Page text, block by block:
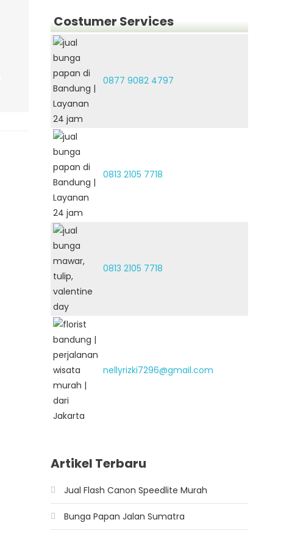
Costumer Services
0877 9082 4797
0813 2105 7718
0813 2105 7718
nellyrizki7296@gmail.com
Artikel Terbaru
Jual Flash Canon Speedlite Murah
Bunga Papan Jalan Sumatra